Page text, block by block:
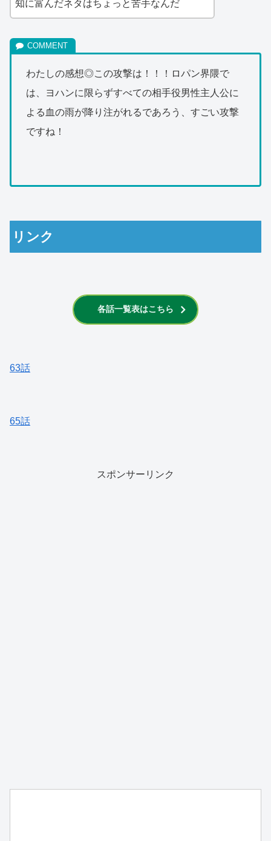
知に富んだネタはちょっと苦手なんだ
わたしの感想◎この攻撃は！！！ロパン界隈で
は、ヨハンに限らずすべての相手役男性主人公に
よる血の雨が降り注がれるであろう、すごい攻撃
ですね！
リンク
各話一覧表はこちら
63話
65話
スポンサーリンク